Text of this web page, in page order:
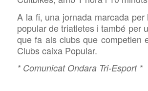
A la fi, una jornada marcada per
popular de triatletes i també per
que fa als clubs que competien
Clubs caixa Popular.
* Comunicat Ondara Tri-Esport *